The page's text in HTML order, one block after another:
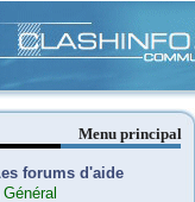
Menu principal
forums d'aide
Général